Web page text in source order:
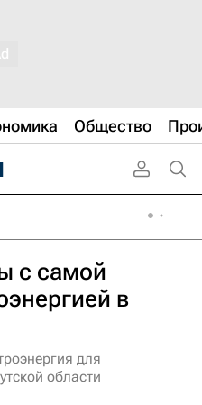
Общество
с самой
в
для
области